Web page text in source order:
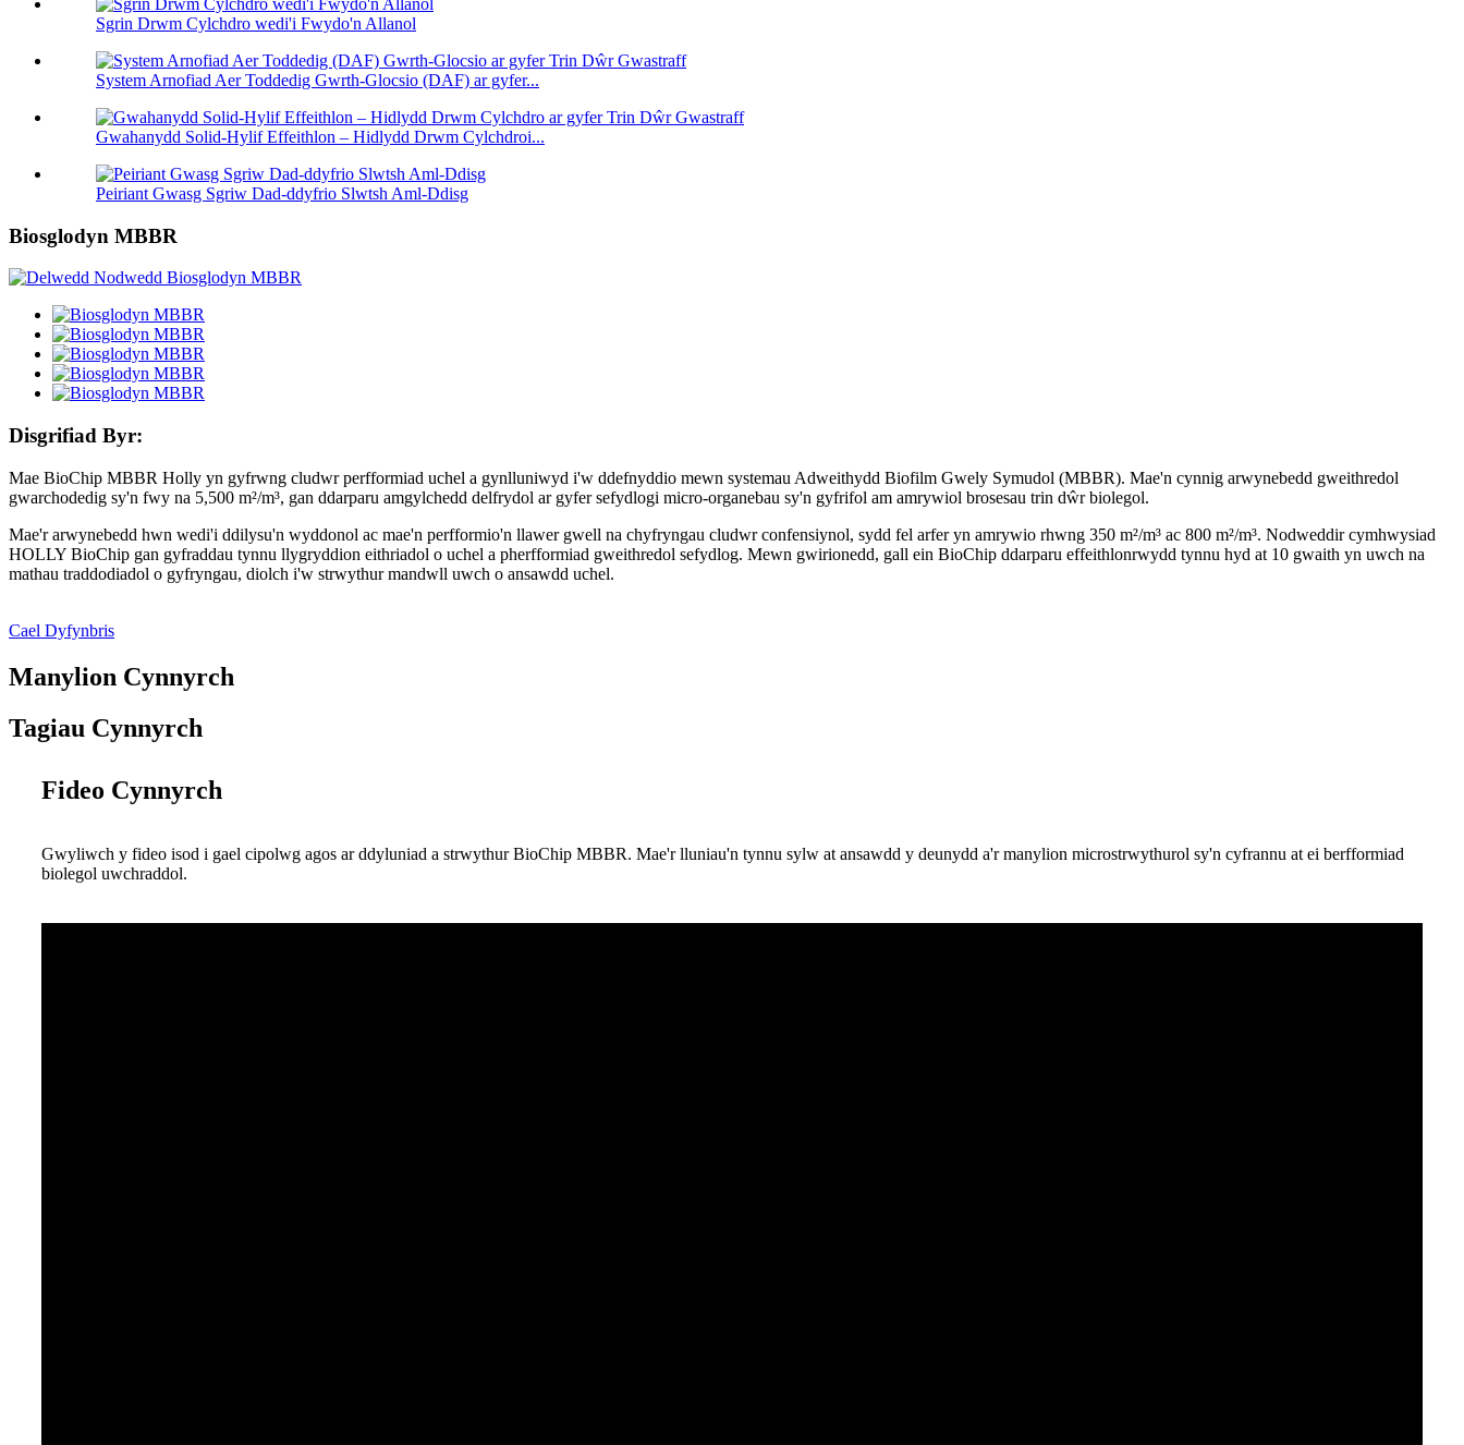
Sgrin Drwm Cylchdro wedi'i Fwydo'n Allanol
System Arnofiad Aer Toddedig Gwrth-Glocsio (DAF) ar gyfer...
Gwahanydd Solid-Hylif Effeithlon – Hidlydd Drwm Cylchdroi...
Peiriant Gwasg Sgriw Dad-ddyfrio Slwtsh Aml-Ddisg
Biosglodyn MBBR
Disgrifiad Byr:
Mae BioChip MBBR Holly yn gyfrwng cludwr perfformiad uchel a gynlluniwyd i'w ddefnyddio mewn systemau Adweithydd Biofilm Gwely Symudol (MBBR). Mae'n cynnig arwynebedd gweithredol
gwarchodedig sy'n fwy na 5,500 m²/m³, gan ddarparu amgylchedd delfrydol ar gyfer sefydlogi micro-organebau sy'n gyfrifol am amrywiol brosesau trin dŵr biolegol.
Mae'r arwynebedd hwn wedi'i ddilysu'n wyddonol ac mae'n perfformio'n llawer gwell na chyfryngau cludwr confensiynol, sydd fel arfer yn amrywio rhwng 350 m²/m³ ac 800 m²/m³. Nodweddir cymhwysiad
HOLLY BioChip gan gyfraddau tynnu llygryddion eithriadol o uchel a pherfformiad gweithredol sefydlog. Mewn gwirionedd, gall ein BioChip ddarparu effeithlonrwydd tynnu hyd at 10 gwaith yn uwch na
mathau traddodiadol o gyfryngau, diolch i'w strwythur mandwll uwch o ansawdd uchel.
Cael Dyfynbris
Manylion Cynnyrch
Tagiau Cynnyrch
Fideo Cynnyrch
Gwyliwch y fideo isod i gael cipolwg agos ar ddyluniad a strwythur BioChip MBBR. Mae'r lluniau'n tynnu sylw at ansawdd y deunydd a'r manylion microstrwythurol sy'n cyfrannu at ei berfformiad
biolegol uwchraddol.